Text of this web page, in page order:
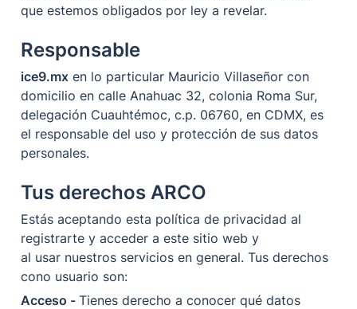
que estemos obligados por ley a revelar.
Responsable
ice9.mx en lo particular Mauricio Villaseñor con
domicilio en calle Anahuac 32, colonia Roma Sur,
delegación Cuauhtémoc, c.p. 06760, en CDMX, es
el responsable del uso y protección de sus datos
personales.
Tus derechos ARCO
Estás aceptando esta política de privacidad al
registrarte y acceder a este sitio web y
al usar nuestros servicios en general. Tus derechos
cono usuario son:
Acceso - Tienes derecho a conocer qué datos